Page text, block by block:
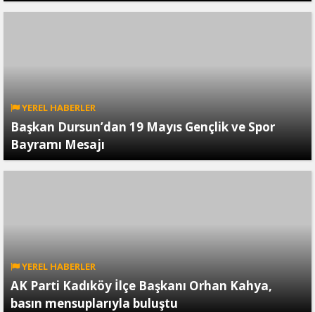
YEREL HABERLER
Başkan Dursun’dan 19 Mayıs Gençlik ve Spor
Bayramı Mesajı
YEREL HABERLER
AK Parti Kadıköy İlçe Başkanı Orhan Kahya,
basın mensuplarıyla buluştu